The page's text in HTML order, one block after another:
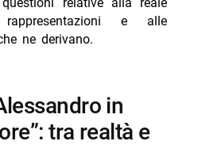
attrice di Racconto di una
sposa Demir Kaya tardi
trema, confronto con
e alle
ne derivano.
tra realtà e